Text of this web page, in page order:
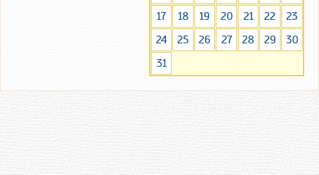
17
18 19 20 21 22
23
24
25 26 27 28 29
30
31